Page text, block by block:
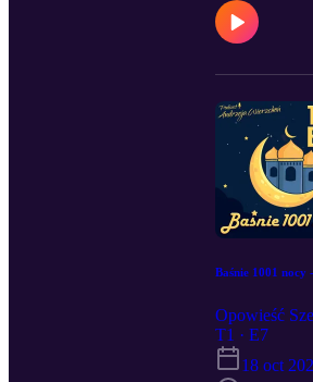
Baśnie 1001
Opowieść
T1 · E7
18 oct